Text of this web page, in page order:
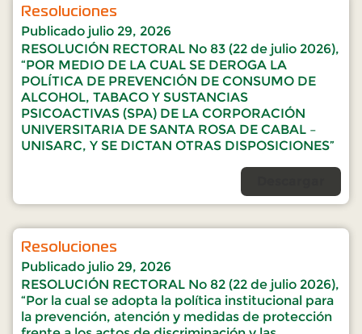
Resoluciones
Publicado julio 29, 2026
RESOLUCIÓN RECTORAL No 83 (22 de julio 2026),
“POR MEDIO DE LA CUAL SE DEROGA LA
POLÍTICA DE PREVENCIÓN DE CONSUMO DE
ALCOHOL, TABACO Y SUSTANCIAS
PSICOACTIVAS (SPA) DE LA CORPORACIÓN
UNIVERSITARIA DE SANTA ROSA DE CABAL –
UNISARC, Y SE DICTAN OTRAS DISPOSICIONES”
Resoluciones
Publicado julio 29, 2026
RESOLUCIÓN RECTORAL No 82 (22 de julio 2026),
“Por la cual se adopta la política institucional para
la prevención, atención y medidas de protección